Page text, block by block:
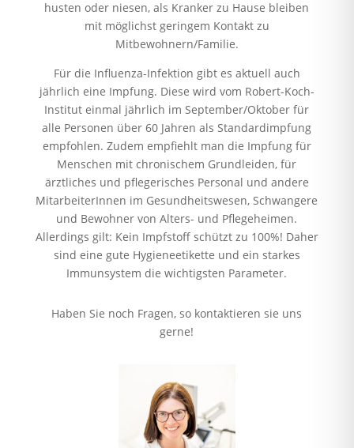
husten oder niesen, als Kranker zu Hause bleiben
mit möglichst geringem Kontakt zu
Mitbewohnern/Familie.
Für die Influenza-Infektion gibt es aktuell auch
jährlich eine Impfung. Diese wird vom Robert-Koch-
Institut einmal jährlich im September/Oktober für
alle Personen über 60 Jahren als Standardimpfung
empfohlen. Zudem empfiehlt man die Impfung für
Menschen mit chronischem Grundleiden, für
ärztliches und pflegerisches Personal und andere
MitarbeiterInnen im Gesundheitswesen, Schwangere
und Bewohner von Alters- und Pflegeheimen.
Allerdings gilt: Kein Impfstoff schützt zu 100%! Daher
sind eine gute Hygieneetikette und ein starkes
Immunsystem die wichtigsten Parameter.
Haben Sie noch Fragen, so kontaktieren sie uns
gerne!